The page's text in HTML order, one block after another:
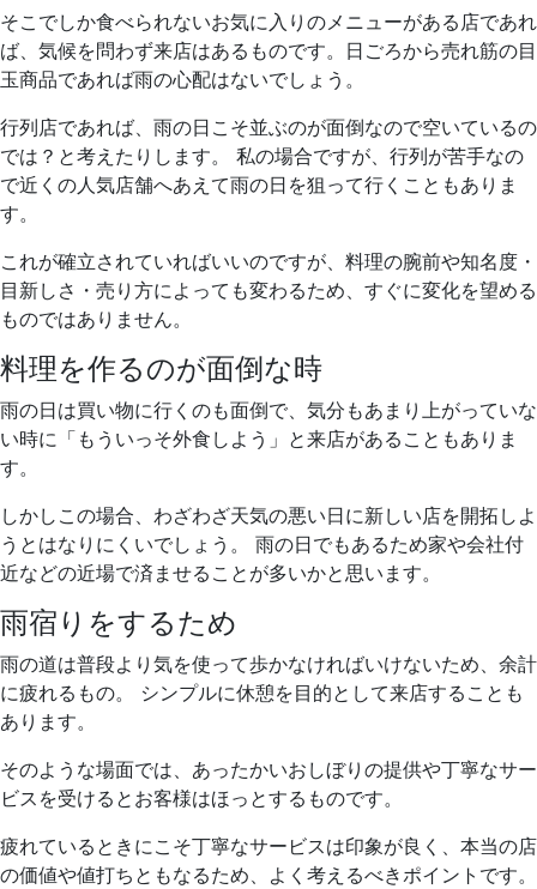
そこでしか食べられないお気に入りのメニューがある店であれ
ば、気候を問わず来店はあるものです。日ごろから売れ筋の目
玉商品であれば雨の心配はないでしょう。
行列店であれば、雨の日こそ並ぶのが面倒なので空いているの
では？と考えたりします。 私の場合ですが、行列が苦手なの
で近くの人気店舗へあえて雨の日を狙って行くこともありま
す。
これが確立されていればいいのですが、料理の腕前や知名度・
目新しさ・売り方によっても変わるため、すぐに変化を望める
ものではありません。
料理を作るのが面倒な時
雨の日は買い物に行くのも面倒で、気分もあまり上がっていな
い時に「もういっそ外食しよう」と来店があることもありま
す。
しかしこの場合、わざわざ天気の悪い日に新しい店を開拓しよ
うとはなりにくいでしょう。 雨の日でもあるため家や会社付
近などの近場で済ませることが多いかと思います。
雨宿りをするため
雨の道は普段より気を使って歩かなければいけないため、余計
に疲れるもの。 シンプルに休憩を目的として来店することも
あります。
そのような場面では、あったかいおしぼりの提供や丁寧なサー
ビスを受けるとお客様はほっとするものです。
疲れているときにこそ丁寧なサービスは印象が良く、本当の店
の価値や値打ちともなるため、よく考えるべきポイントです。